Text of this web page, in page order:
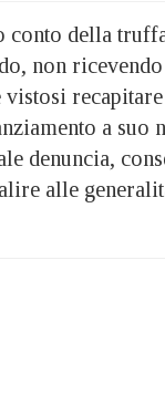
conto della
non
a suo
denuncia,
alle